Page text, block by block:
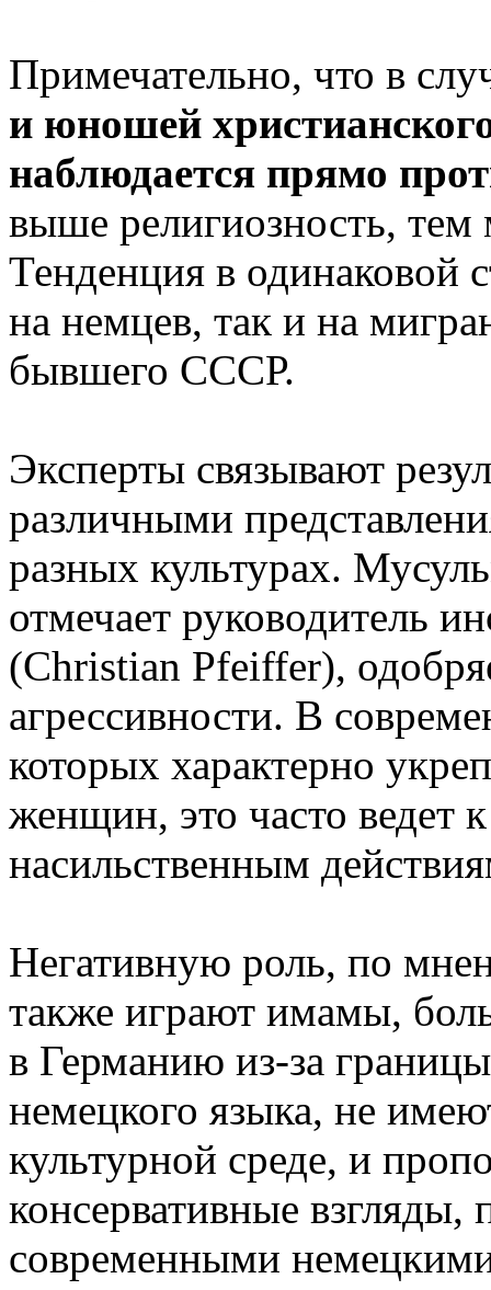
Примечательно, что в
и юношей
наблюдается прямо
выше религиозность,
Тенденция в одинаковой
на немцев, так и на
бывшего СССР.
Эксперты связывают
различными
разных культурах.
отмечает руководитель
(Christian Pfeiffer),
агрессивности. В
которых характерно
женщин, это часто ведет
насильственным
Негативную роль, по
также играют имамы,
в Германию из-за
немецкого языка, не
культурной среде, и
консервативные взгляды,
современными